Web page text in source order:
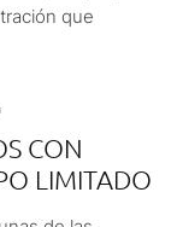
que
CON
LIMITADO